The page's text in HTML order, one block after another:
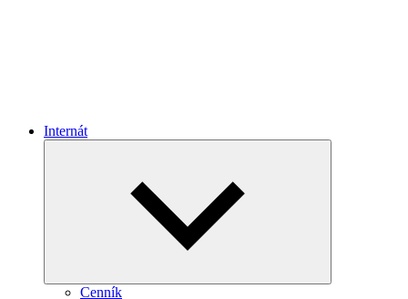
Internát
Cenník